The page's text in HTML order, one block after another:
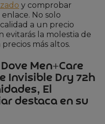
y comprobar
No solo
a un precio
evitarás la molestia de
más altos.
Men+Care
Invisible Dry 72h
El
destaca en su